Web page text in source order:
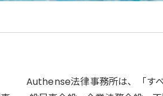
Authense法律事務所は、「す